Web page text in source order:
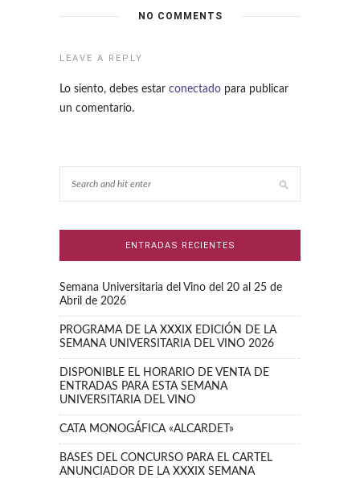
NO COMMENTS
LEAVE A REPLY
Lo siento, debes estar conectado para publicar
un comentario.
ENTRADAS RECIENTES
Semana Universitaria del Vino del 20 al 25 de
Abril de 2026
PROGRAMA DE LA XXXIX EDICIÓN DE LA
SEMANA UNIVERSITARIA DEL VINO 2026
DISPONIBLE EL HORARIO DE VENTA DE
ENTRADAS PARA ESTA SEMANA
UNIVERSITARIA DEL VINO
CATA MONOGÁFICA «ALCARDET»
BASES DEL CONCURSO PARA EL CARTEL
ANUNCIADOR DE LA XXXIX SEMANA